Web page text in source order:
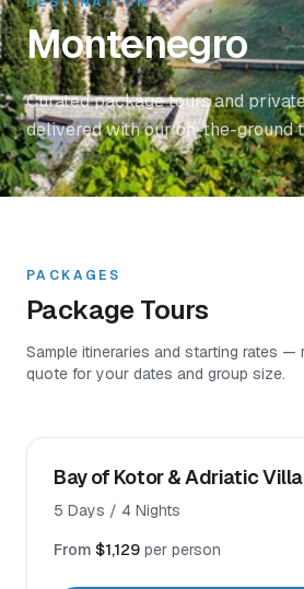
Montenegro
Curated package tours and
delivered with our on-the-ground
PACKAGES
Package Tours
Sample itineraries and starting rates —
quote for your dates and group size.
Bay of Kotor & Adriatic
5 Days / 4 Nights
From $1,129 per person